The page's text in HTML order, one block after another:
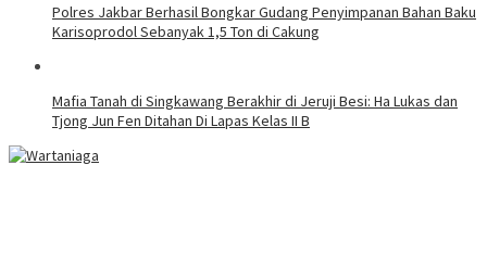
Polres Jakbar Berhasil Bongkar Gudang Penyimpanan Bahan Baku
Karisoprodol Sebanyak 1,5 Ton di Cakung
Mafia Tanah di Singkawang Berakhir di Jeruji Besi: Ha Lukas dan
Tjong Jun Fen Ditahan Di Lapas Kelas II B